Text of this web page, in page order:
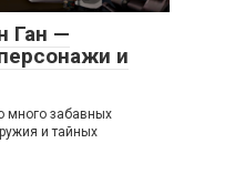
Ган —
и
много забавных
и тайных